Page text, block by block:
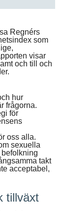
Regnérs
som
visar
och till och
hur
frågorna.
för
oss alla.
sexuella
takt
acceptabel,
tillväxt